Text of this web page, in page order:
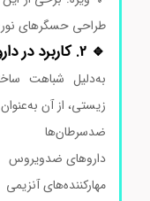
طراحی حسگرهای نوری
به‌دلیل شباهت
زیستی، از آن به‌عنوان
ضدسرطان‌ها
داروهای ضدویروس
مهارکننده‌های آنزیمی